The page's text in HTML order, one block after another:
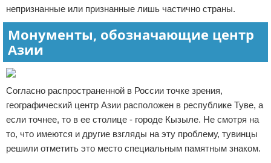
непризнанные или признанные лишь частично страны.
Монументы, обозначающие центр
Азии
Согласно распространенной в России точке зрения,
географический центр Азии расположен в республике Туве, а
если точнее, то в ее столице - городе Кызыле. Не смотря на
то, что имеются и другие взгляды на эту проблему, тувинцы
решили отметить это место специальным памятным знаком.